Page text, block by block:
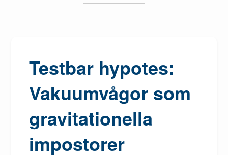
Testbar hypotes:
Vakuumvågor som
gravitationella
impostorer